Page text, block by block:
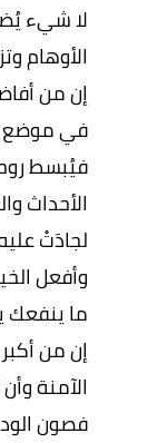
لا شيء
الأوهام
إن من
في موضع
فيُبسط
الأحداث
لجادَتْ
وأفعل
ما ينفعك
إن من
الآمنة
فصون